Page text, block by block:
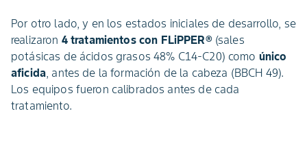
Por otro lado, y en los estados iniciales de desarrollo, se
realizaron 4 tratamientos con FLiPPER®(sales
potásicas de ácidos grasos 48% C14-C20) como único
aficida , antes de la formación de la cabeza (BBCH 49).
Los equipos fueron calibrados antes de cada
tratamiento.